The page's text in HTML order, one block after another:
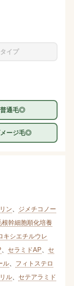
イプ
普通毛◎
ージ毛◎
ン
ジメチコノー
根幹細胞順化培養
キシエチルウレ
セラミドAP
セ
ル、 フィトステロ
ル、 セテアラミド